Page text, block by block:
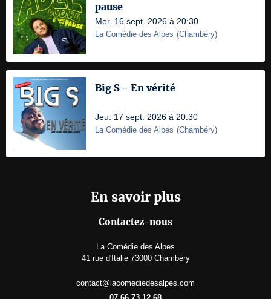
pause
Mer. 16 sept. 2026 à 20:30
La Comédie des Alpes (Chambéry)
Big S - En vérité
Jeu. 17 sept. 2026 à 20:30
La Comédie des Alpes (Chambéry)
En savoir plus
Contactez-nous
La Comédie des Alpes
41 rue d'Italie 73000 Chambéry
contact@lacomediedesalpes.com